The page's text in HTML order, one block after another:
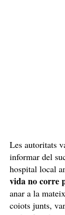
Les autoritats
informar del
hospital local
vida no corre
anar a la
coiots junts,